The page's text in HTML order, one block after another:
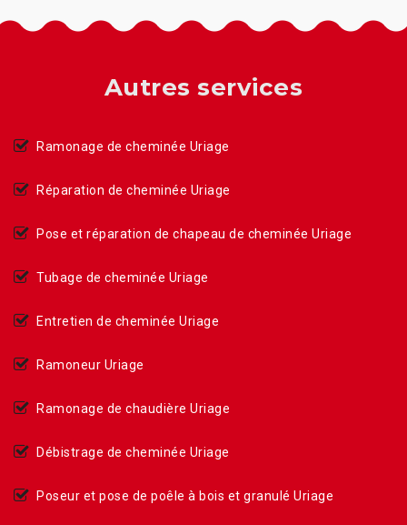
Autres services
Ramonage de cheminée Uriage
Réparation de cheminée Uriage
Pose et réparation de chapeau de cheminée Uriage
Tubage de cheminée Uriage
Entretien de cheminée Uriage
Ramoneur Uriage
Ramonage de chaudière Uriage
Débistrage de cheminée Uriage
Poseur et pose de poêle à bois et granulé Uriage